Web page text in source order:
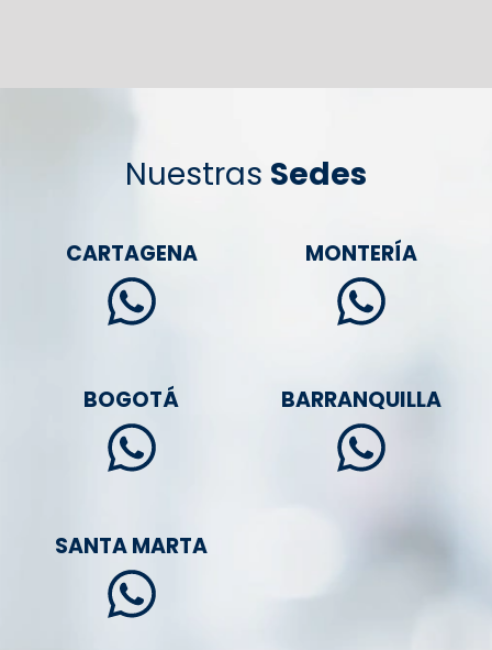
Nuestras Sedes
CARTAGENA MONTERÍA
BOGOTÁ BARRANQUILLA
SANTA MARTA